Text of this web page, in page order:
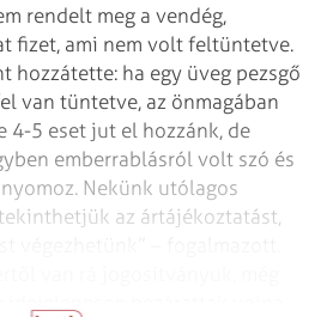
rendelt meg a vendég,
fizet, ami nem volt feltüntetve.
hozzátette: ha egy üveg pezsgő
van tüntetve, az önmagában
4-5 eset jut el hozzánk, de
emberrablásról volt szó és
Nekünk utólagos
az ártájékoztatást,